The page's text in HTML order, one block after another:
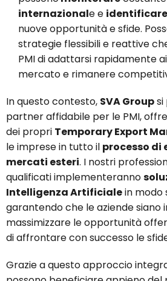
internazionale e identificare
nuove opportunità e sfide.
strategie flessibili e reattive
PMI di adattarsi rapidamente
mercato e rimanere
In questo contesto, SVA Group
partner affidabile per le PMI,
dei propri Temporary Export
le imprese in tutto il processo di
mercati esteri. I nostri
qualificati implementeranno
Intelligenza Artificialein modo
garantendo che le aziende siano
massimizzare le opportunità
di affrontare con successo le
Grazie a questo approccio